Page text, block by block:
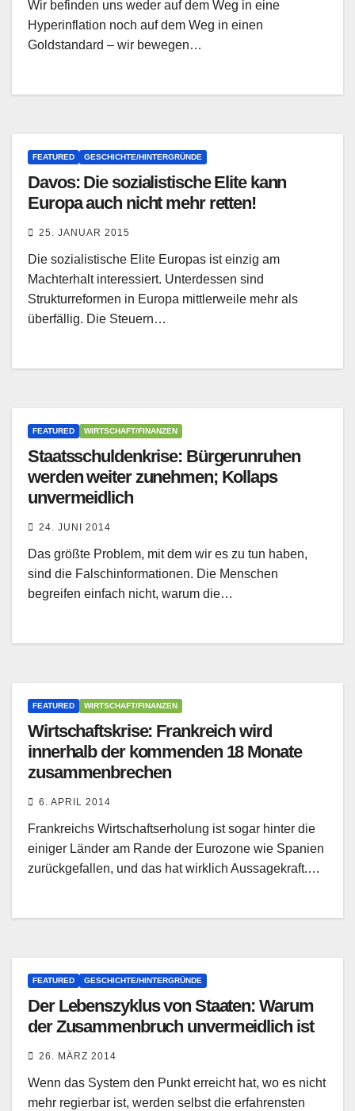
Wir befinden uns weder auf dem Weg in eine
Hyperinflation noch auf dem Weg in einen
Goldstandard – wir bewegen…
FEATURED GESCHICHTE/HINTERGRÜNDE
Davos: Die sozialistische Elite kann
Europa auch nicht mehr retten!
25. JANUAR 2015
Die sozialistische Elite Europas ist einzig am
Machterhalt interessiert. Unterdessen sind
Strukturreformen in Europa mittlerweile mehr als
überfällig. Die Steuern…
FEATURED WIRTSCHAFT/FINANZEN
Staatsschuldenkrise: Bürgerunruhen
werden weiter zunehmen; Kollaps
unvermeidlich
24. JUNI 2014
Das größte Problem, mit dem wir es zu tun haben,
sind die Falschinformationen. Die Menschen
begreifen einfach nicht, warum die…
FEATURED WIRTSCHAFT/FINANZEN
Wirtschaftskrise: Frankreich wird
innerhalb der kommenden 18 Monate
zusammenbrechen
6. APRIL 2014
Frankreichs Wirtschaftserholung ist sogar hinter die
einiger Länder am Rande der Eurozone wie Spanien
zurückgefallen, und das hat wirklich Aussagekraft.…
FEATURED GESCHICHTE/HINTERGRÜNDE
Der Lebenszyklus von Staaten: Warum
der Zusammenbruch unvermeidlich ist
26. MÄRZ 2014
Wenn das System den Punkt erreicht hat, wo es nicht
mehr regierbar ist, werden selbst die erfahrensten